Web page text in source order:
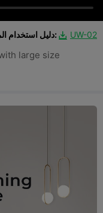
دليل استخدام المنتج:  UW-02
large size